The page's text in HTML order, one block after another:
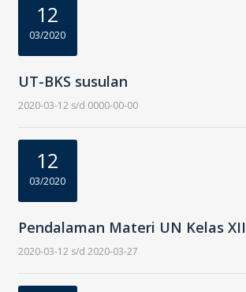
12
03/2020
UT-BKS susulan
2020-03-12 s/d 0000-00-00
12
03/2020
Pendalaman Materi UN Kelas XII
2020-03-12 s/d 2020-03-27